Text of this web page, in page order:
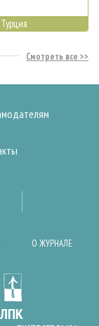
Смотреть все
О ЖУРНАЛЕ